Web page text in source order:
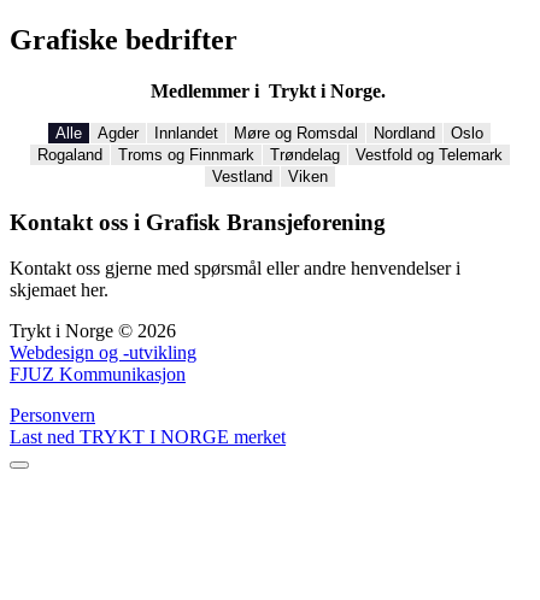
Grafiske bedrifter
Medlemmer i Trykt i Norge.
Alle Agder Innlandet Møre og Romsdal Nordland
Oslo
Rogaland
Troms og Finnmark Trøndelag
Vestfold og Telemark
Vestland
Viken
Kontakt oss i Grafisk Bransjeforening
Kontakt oss gjerne med spørsmål eller andre henvendelser i
skjemaet her.
Trykt i Norge © 2026
Webdesign og -utvikling
FJUZ Kommunikasjon
Personvern
Last ned TRYKT I NORGE merket